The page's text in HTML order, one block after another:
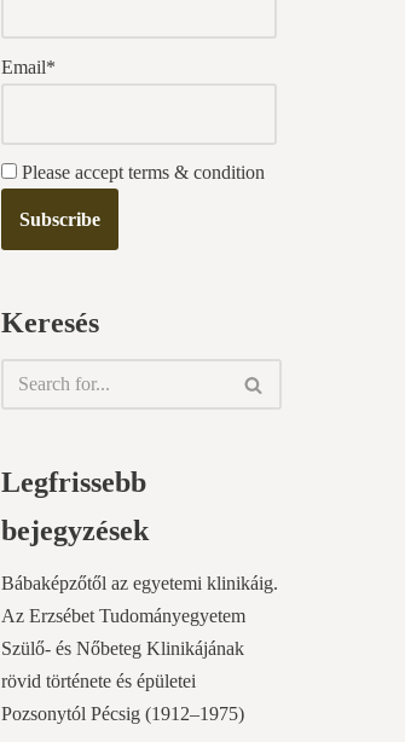
Email*
Please accept terms & condition
Keresés
Legfrissebb
bejegyzések
Bábaképzőtől az egyetemi klinikáig.
Az Erzsébet Tudományegyetem
Szülő- és Nőbeteg Klinikájának
rövid története és épületei
Pozsonytól Pécsig (1912–1975)